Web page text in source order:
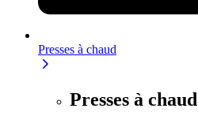
Presses à chaud
Presses à chaud